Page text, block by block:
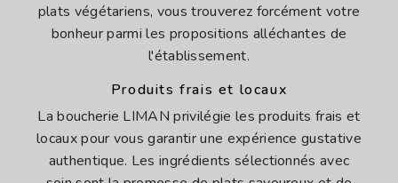
plats végétariens, vous trouverez forcément votre
bonheur parmi les propositions alléchantes de
l'établissement.
Produits frais et locaux
La boucherie LIMAN privilégie les produits frais et
locaux pour vous garantir une expérience gustative
authentique. Les ingrédients sélectionnés avec